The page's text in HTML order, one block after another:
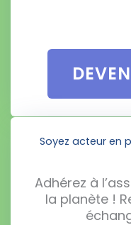
Soyez acteur en
Adhérez à
la planète !